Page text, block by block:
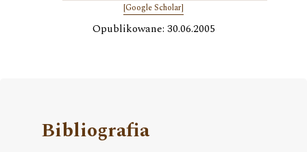
[Google Scholar]
Opublikowane: 30.06.2005
Bibliografia